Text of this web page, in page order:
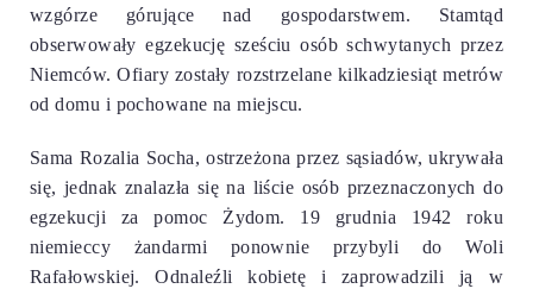
wzgórze górujące nad gospodarstwem. Stamtąd
obserwowały egzekucję sześciu osób schwytanych przez
Niemców. Ofiary zostały rozstrzelane kilkadziesiąt metrów
od domu i pochowane na miejscu.
Sama Rozalia Socha, ostrzeżona przez sąsiadów, ukrywała
się, jednak znalazła się na liście osób przeznaczonych do
egzekucji za pomoc Żydom. 19 grudnia 1942 roku
niemieccy żandarmi ponownie przybyli do Woli
Rafałowskiej. Odnaleźli kobietę i zaprowadzili ją w